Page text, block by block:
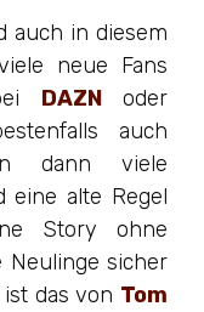
auch in diesem
neue Fans
DAZNoder
auch
dann viele
eine alte Regel
Story ohne
Neulinge sicher
das von Tom